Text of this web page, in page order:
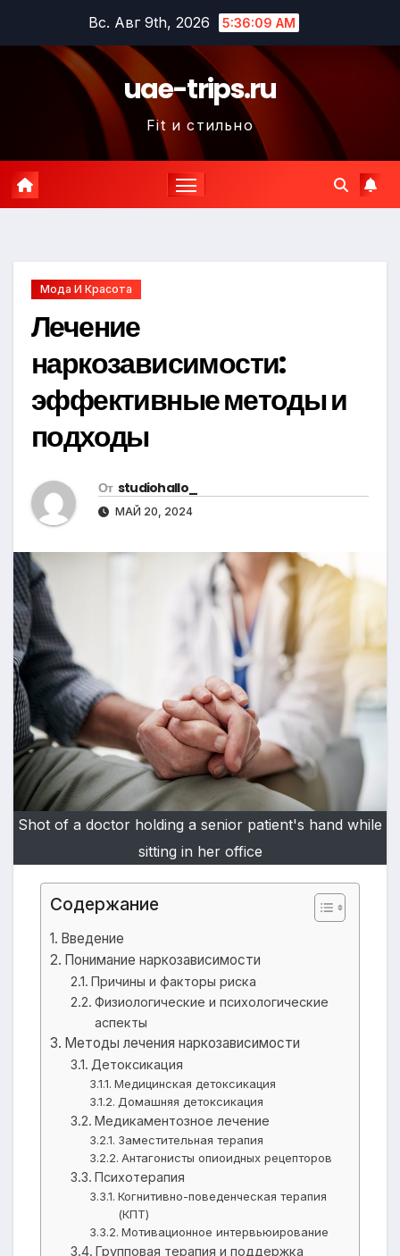
содержимому
Вс. Авг 9th, 2026 5:36:11 AM
uae-trips.ru
Fit и стильно
Мода И Красота
Лечение
наркозависимости:
эффективные методы и
подходы
От studiohallo_
МАЙ 20, 2024
Shot of a doctor holding a senior patient's hand while
sitting in her office
Содержание
Введение
Понимание наркозависимости
Причины и факторы риска
Физиологические и психологические
аспекты
Методы лечения наркозависимости
Детоксикация
Медицинская детоксикация
Домашняя детоксикация
Медикаментозное лечение
Заместительная терапия
Антагонисты опиоидных рецепторов
Психотерапия
Когнитивно-поведенческая терапия
(КПТ)
Мотивационное интервьюирование
Групповая терапия и поддержка